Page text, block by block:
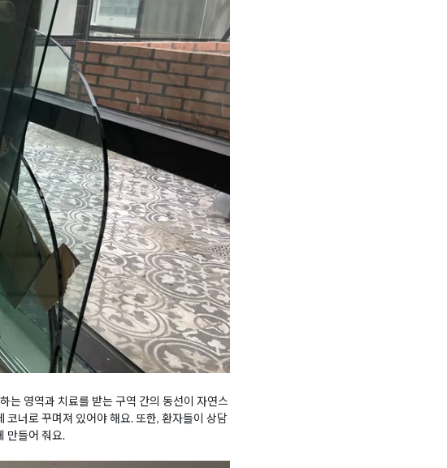
는 영역과 치료를 받는 구역 간의 동선이 자연스
너로 꾸며져 있어야 해요. 또한, 환자들이 상담
만들어 줘요.